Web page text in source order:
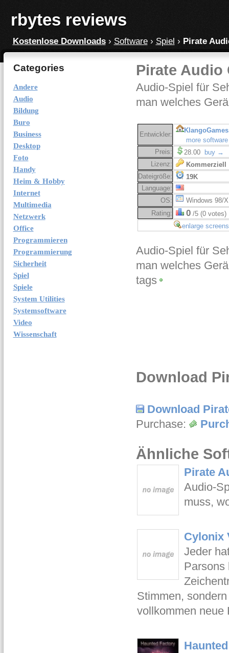
rbytes reviews
Kostenlose Downloads› Software› Spiel › Pirate
Categories
Andere
Audio
Bildung
Buro
Business
Desktop
Foto
Handy
Heim & Hobby
Internet
Multimedia
Netzwerk
Office
Programmieren
Programmierung
Sicherheit
Spiel
Spiele
System Utilities
Systemsoftware
Video
Wissenschaft
Pirate Audio
Audio-Spiel für
man welches
Entwickler:
more
Preis:
28.00
buy →
Lizenz:
Kommerziell
Dateigröße:
19K
Language:
OS:
Windows 98/
Rating:
0/5 (0 votes)
enlarge
Audio-Spiel für
man welches
tags
Download
Download
Purchase:
Ähnliche
Pirate
Audio-
muss,
Cylonix
Jeder
Parsons
Stimmen,
vollkommen neue